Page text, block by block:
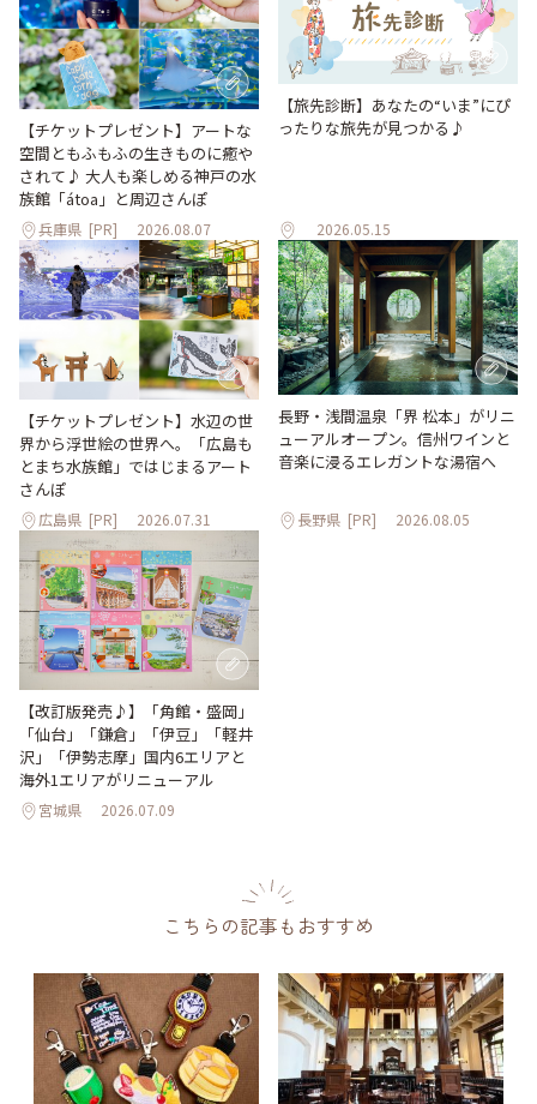
【チケットプレゼント】アートな
空間ともふもふの生きものに癒や
されて♪ 大人も楽しめる神戸の水
族館「átoa」と周辺さんぽ
兵庫県 [PR] 2026.08.07
【旅先診断】あなたの“いま”にぴ
ったりな旅先が見つかる♪
2026.05.15
【チケットプレゼント】水辺の世
界から浮世絵の世界へ。「広島も
とまち水族館」ではじまるアート
さんぽ
広島県 [PR] 2026.07.31
長野・浅間温泉「界 松本」がリニ
ューアルオープン。信州ワインと
音楽に浸るエレガントな湯宿へ
長野県 [PR] 2026.08.05
【改訂版発売♪】「角館・盛岡」
「仙台」「鎌倉」「伊豆」「軽井
沢」「伊勢志摩」国内6エリアと
海外1エリアがリニューアル
宮城県 2026.07.09
こちらの記事もおすすめ